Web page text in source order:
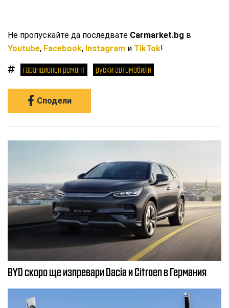
Не пропускайте да последвате Carmarket.bg в
Youtube, Facebook, Instagram и TikTok!
гаранционен ремонт руски автомобили
Сподели
BYD скоро ще изпревари Dacia и Citroеn в Германия